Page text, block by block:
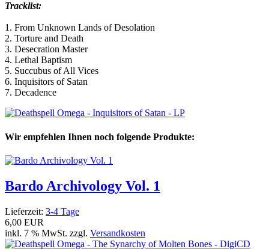
Tracklist:
1. From Unknown Lands of Desolation
2. Torture and Death
3. Desecration Master
4. Lethal Baptism
5. Succubus of All Vices
6. Inquisitors of Satan
7. Decadence
Wir empfehlen Ihnen noch folgende Produkte:
Bardo Archivology Vol. 1
Lieferzeit: 3-4 Tage
6,00 EUR
inkl. 7 % MwSt. zzgl. Versandkosten